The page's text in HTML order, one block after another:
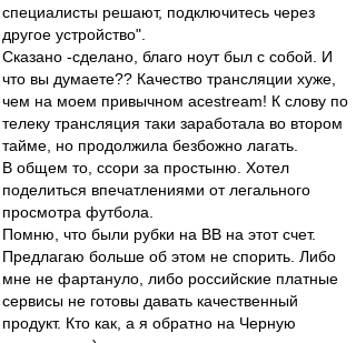
специалисты решают, подключитесь через
другое устройство".
Сказано -сделано, благо ноут был с собой. И
что вы думаете?? Качество трансляции хуже,
чем на моем привычном acestream! К слову по
телеку трансляция таки заработала во втором
тайме, но продолжила безбожно лагать.
В общем то, ссори за простыню. Хотел
поделиться впечатлениями от легального
просмотра футбола.
Помню, что были рубки на ВВ на этот счет.
Предлагаю больше об этом не спорить. Либо
мне не фартануло, либо российские платные
сервисы не готовы давать качественный
продукт. Кто как, а я обратно на Черную